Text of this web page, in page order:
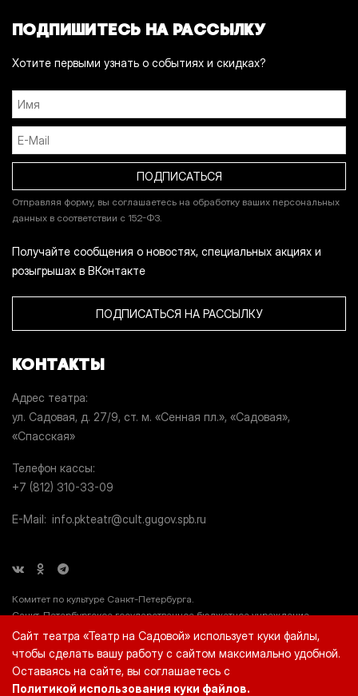
ПОДПИШИТЕСЬ НА РАССЫЛКУ
Хотите первыми узнать о событиях и скидках?
Отправляя форму, вы соглашаетесь на обработку ваших персональных
данных в соответствии с 152-ФЗ.
Получайте сообщения о новостях, специальных акциях и
розыгрышах в ВКонтакте
ПОДПИСАТЬСЯ НА РАССЫЛКУ
КОНТАКТЫ
Адрес театра
ул. Садовая, д. 27/9, ст. м. «Сенная пл.», «Садовая»,
«Спасская»
Телефон кассы
+7 (812) 310-33-09
E-Mail info.pkteatr@cult.gugov.spb.ru
Комитет по культуре Санкт-Петербурга.
Санкт-Петербургское государственное бюджетное учреждение
культуры «Театр на Садовой» (СПб ГБУК «Театр на Садовой»), ИНН
7812044660.
Сайт театра «Театр на Садовой» использует куки файлы,
чтобы сделать вашу работу с сайтом максимально удобной.
Оставаясь на сайте, вы соглашаетесь с
Политикой использования куки файлов.